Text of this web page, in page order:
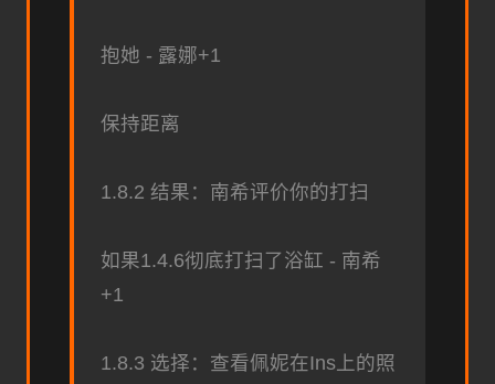
抱她 - 露娜+1
保持距离
1.8.2 结果：南希评价你的打扫
如果1.4.6彻底打扫了浴缸 - 南希
+1
1.8.3 选择：查看佩妮在Ins上的照